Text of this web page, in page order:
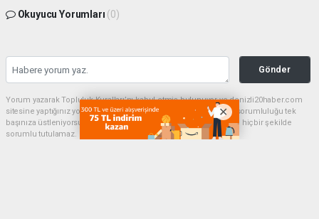
Okuyucu Yorumları (0)
Gönder
Yorum yazarak Topluluk Kuralları’nı kabul etmiş bulunuyor ve denizli20haber.com
sitesine yaptığınız yorumunuzla ilgili doğrudan veya dolaylı tüm sorumluluğu tek
başınıza üstleniyorsunuz. Yazılan tüm yorumlardan site yönetimi hiçbir şekilde
sorumlu tutulamaz.